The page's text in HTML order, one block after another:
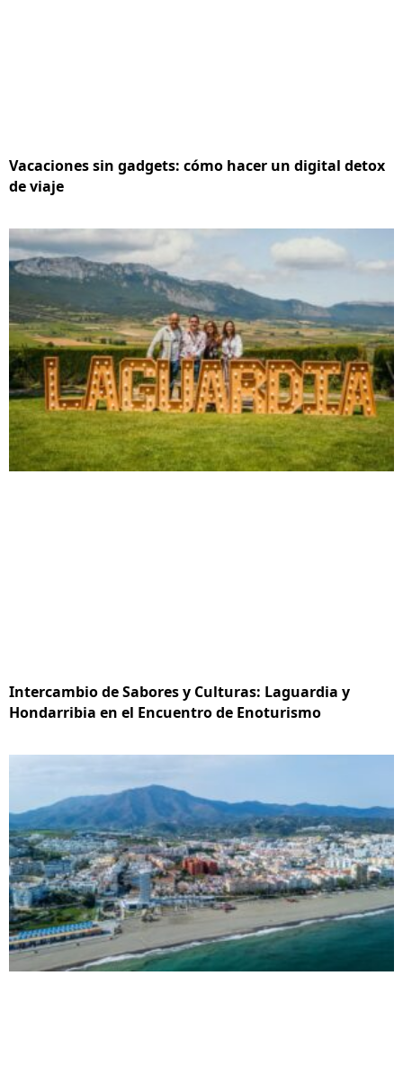
Vacaciones sin gadgets: cómo hacer un digital detox
de viaje
Intercambio de Sabores y Culturas: Laguardia y
Hondarribia en el Encuentro de Enoturismo